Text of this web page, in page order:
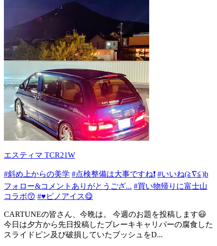
エスティマ TCR21W
#斜め上からの美学 #点検整備は大事ですね❗️ #いいね(≧∇≦)b
フォロー&コメントありがとうござ... #買い物帰りに富士山
コラボ😙 #♥ピノアイス😋
CARTUNEの皆さん、今晩は。 今週のお題を投稿します😃
今日は夕方から先日投稿したブレーキキャリパーの腐食した
スライドピン及び破損していたブッシュをD...